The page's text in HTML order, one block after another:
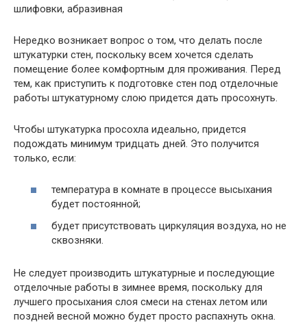
Нередко возникает вопрос о том, что делать после
штукатурки стен, поскольку всем хочется сделать
помещение более комфортным для проживания. Перед
тем, как приступить к подготовке стен под отделочные
работы штукатурному слою придется дать просохнуть.
Чтобы штукатурка просохла идеально, придется
подождать минимум тридцать дней. Это получится
только, если:
температура в комнате в процессе высыхания
будет постоянной;
будет присутствовать циркуляция воздуха, но не
сквозняки.
Не следует производить штукатурные и последующие
отделочные работы в зимнее время, поскольку для
лучшего просыхания слоя смеси на стенах летом или
поздней весной можно будет просто распахнуть окна.